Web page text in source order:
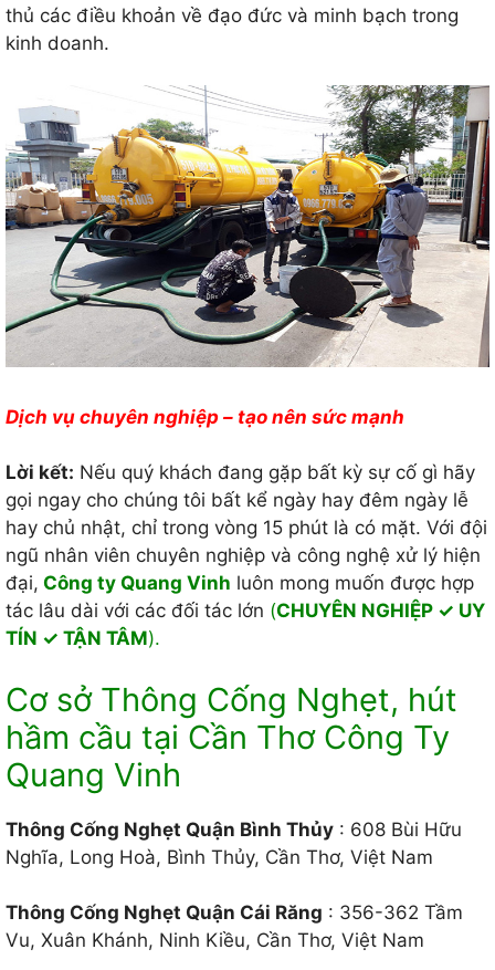
thủ các điều khoản về đạo đức và minh bạch trong
kinh doanh.
Dịch vụ chuyên nghiệp – tạo nên sức mạnh
Lời kết: Nếu quý khách đang gặp bất kỳ sự cố gì hãy
gọi ngay cho chúng tôi bất kể ngày hay đêm ngày lễ
hay chủ nhật, chỉ trong vòng 15 phút là có mặt. Với đội
ngũ nhân viên chuyên nghiệp và công nghệ xử lý hiện
đại, Công ty Quang Vinh luôn mong muốn được hợp
tác lâu dài với các đối tác lớn (CHUYÊN NGHIỆP ✓ UY
TÍN ✓ TẬN TÂM).
Cơ sở Thông Cống Nghẹt, hút
hầm cầu tại Cần Thơ Công Ty
Quang Vinh
Thông Cống Nghẹt Quận Bình Thủy : 608 Bùi Hữu
Nghĩa, Long Hoà, Bình Thủy, Cần Thơ, Việt Nam
Thông Cống Nghẹt Quận Cái Răng : 356-362 Tầm
Vu, Xuân Khánh, Ninh Kiều, Cần Thơ, Việt Nam